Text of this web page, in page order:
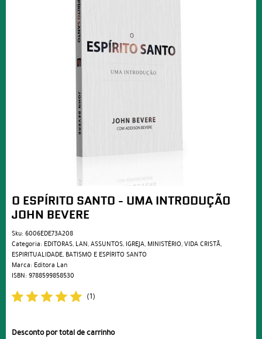
O ESPÍRITO SANTO - UMA INTRODUÇÃO
JOHN BEVERE
Sku: 6006EDE73A208
Categoria: EDITORAS, LAN,ASSUNTOS, IGREJA, MINISTÉRIO,VIDA CRISTÃ,
ESPIRITUALIDADE, BATISMO E ESPÍRITO SANTO
Marca: Editora Lan
ISBN: 9788599858530
(1)
Desconto por total de carrinho